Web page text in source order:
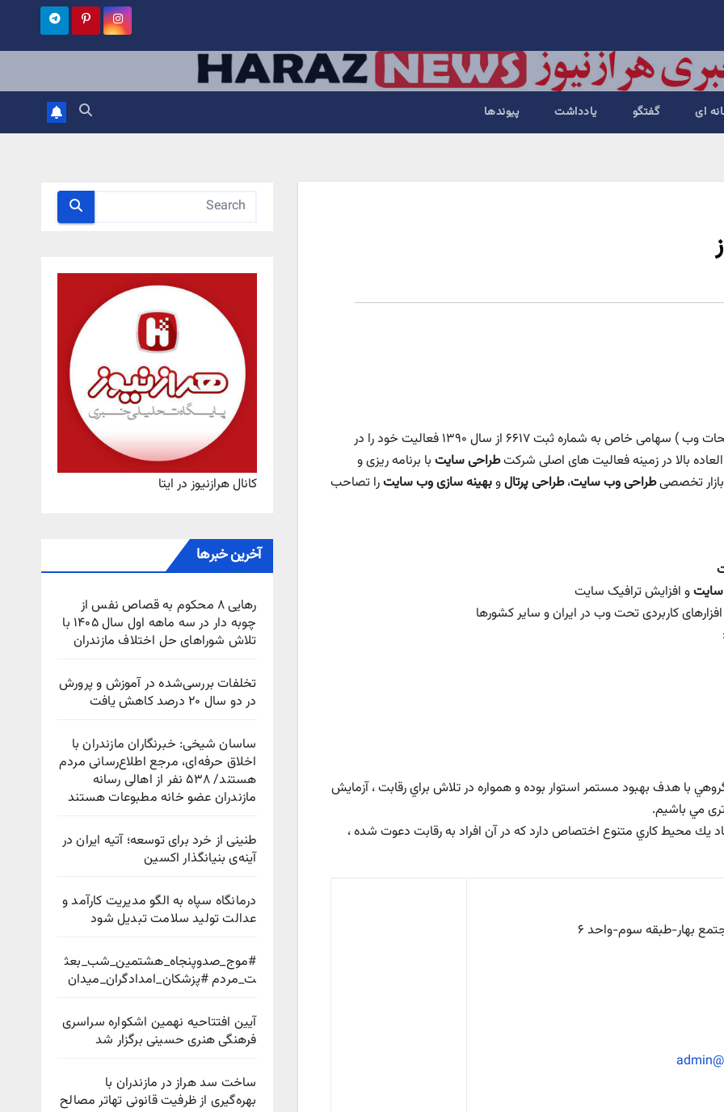
ای گفتگو یادداشت پیوندها
شرکت پیشگامان داده طلایی هراز ( پیشگامان طراحان صفحات وب ) سهامی خاص به شماره ثبت ۶۶۱۷ از سال ۱۳۹۰ فعالیت خود را در
بالا در زمینه فعالیت های اصلی شرکتطراحی سایت با برنامه ریزی و
تخصصیطراحی وب سایت،طراحی پرتالوبهینه سازی وب سایترا تصاحب
سایتو افزایش ترافیک سایت
کاربردی تحت وب در ایران و سایر کشورها
با هدف بهبود مستمر استوار بوده و همواره در تلاش براي رقابت ، آزمايش
مي باشيم.
يك محيط كاري متنوع اختصاص دارد كه در آن افراد به رقابت دعوت شده ،
کانال هرازنیوز در ایتا
آخرین خبرها
رهایی ۸ محکوم به قصاص نفس از
چوبه‌ دار در سه ماهه اول سال ۱۴۰۵ با
تلاش شوراهای حل اختلاف مازندران
تخلفات بررسی‌شده در آموزش و پرورش
در دو سال ۲۰ درصد کاهش یافت
ساسان شیخی: خبرنگاران مازندران با
اخلاق حرفه‌ای، مرجع اطلاع‌رسانی مردم
هستند/ ۵۳۸ نفر از اهالی رسانه
مازندران عضو خانه مطبوعات هستند
طنینی از خرد برای توسعه؛ آتیه ایران در
آینه‌ی بنیانگذار اکسین
درمانگاه سپاه به الگو مدیریت کارآمد و
عدالت تولید سلامت تبدیل شود
#موج_صدوپنجاه_هشتمین_شب_بعث
ت_مردم #پزشکان_امدادگران_میدان
آیین افتتاحیه نهمین اشکواره سراسری
فرهنگی هنری حسینی برگزار شد
ساخت سد هراز در مازندران با
بهره‌گیری از ظرفیت قانونی تهاتر مصالح